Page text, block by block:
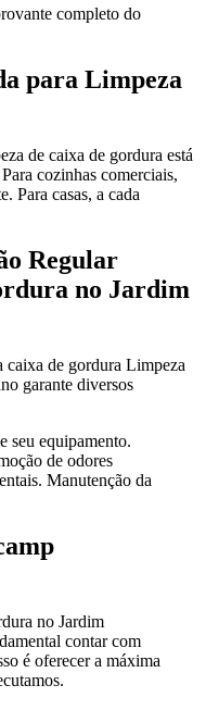
completo do
para Limpeza
de caixa de gordura está
cozinhas comerciais,
Para casas, a cada
Regular
no Jardim
caixa de gordura Limpeza
garante diversos
seu equipamento.
de odores
Manutenção da
no Jardim
contar com
é oferecer a máxima